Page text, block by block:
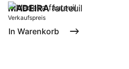
MADEIRAfauteuil
Verkaufspreis
In Warenkorb